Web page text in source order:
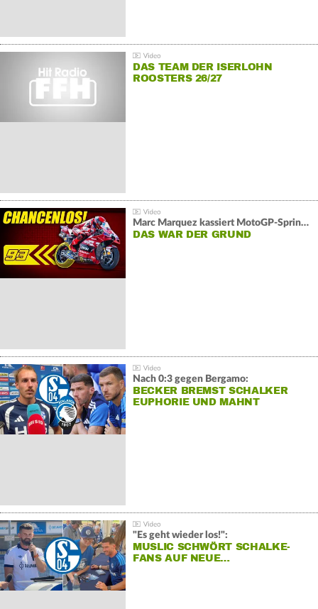
DAS TEAM DER ISERLOHN
ROOSTERS 26/27
Marc Marquez kassiert MotoGP-Sprint-Schlappe:
DAS WAR DER GRUND
Nach 0:3 gegen Bergamo:
BECKER BREMST SCHALKER
EUPHORIE UND MAHNT
"Es geht wieder los!":
MUSLIC SCHWÖRT SCHALKE-
FANS AUF NEUE…